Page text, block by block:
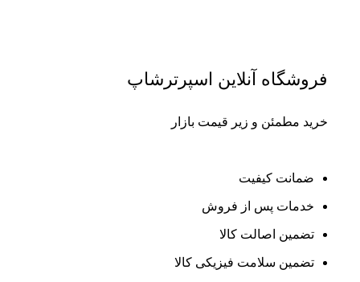
فروشگاه آنلاین اسپرترشاپ
خرید مطمئن و زیر قیمت بازار
ضمانت کیفیت
خدمات پس از فروش
تضمین اصالت کالا
تضمین سلامت فیزیکی کالا